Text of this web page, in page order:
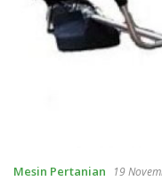
Mesin Pertanian 19